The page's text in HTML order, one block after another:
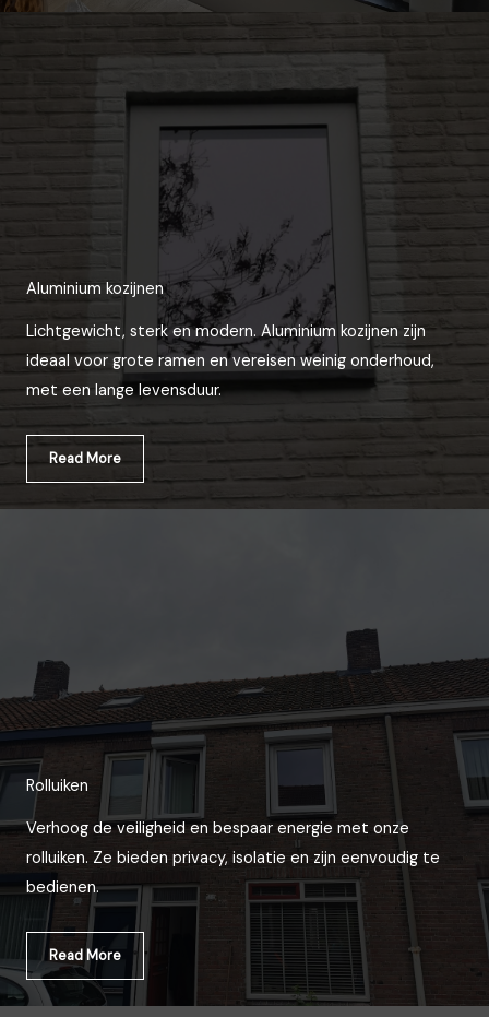
Aluminium kozijnen
Lichtgewicht, sterk en modern. Aluminium kozijnen zijn
ideaal voor grote ramen en vereisen weinig onderhoud,
met een lange levensduur.
Read More
Rolluiken
Verhoog de veiligheid en bespaar energie met onze
rolluiken. Ze bieden privacy, isolatie en zijn eenvoudig te
bedienen.
Read More